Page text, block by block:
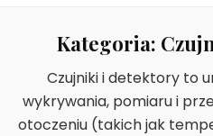
Kategoria:
Czujniki i detektory to
wykrywania, pomiaru i
otoczeniu (takich jak